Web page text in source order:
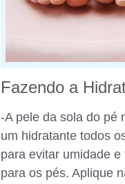
Fazendo a
-A pele da sola do pé
um hidratante todos
para evitar umidade
para os pés. Aplique